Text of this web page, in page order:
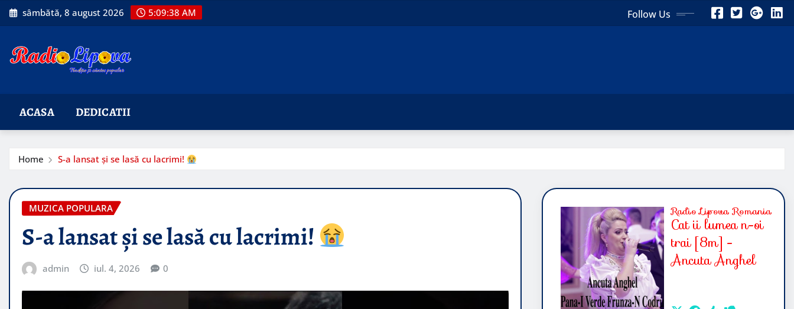
Skip
to
sâmbătă, 8 august 2026 5:09:39 AM Follow Us
ACASA DEDICATII
Home S-a lansat și se lasă cu lacrimi!
MUZICA POPULARA
S-a lansat și se lasă cu lacrimi!
admin iul. 4, 2026 0